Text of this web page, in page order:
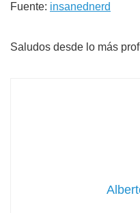
Fuente: insanednerd
Saludos desde lo más